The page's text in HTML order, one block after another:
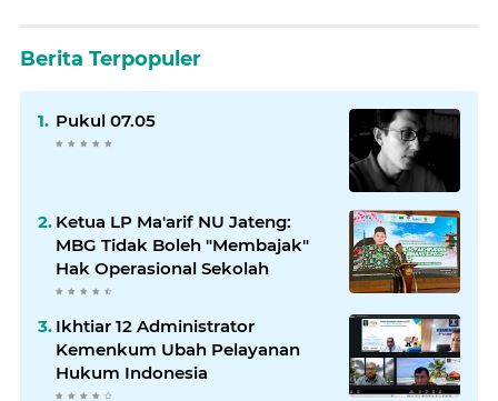
Berita Terpopuler
Pukul 07.05
Ketua LP Ma'arif NU Jateng:
MBG Tidak Boleh "Membajak"
Hak Operasional Sekolah
Ikhtiar 12 Administrator
Kemenkum Ubah Pelayanan
Hukum Indonesia